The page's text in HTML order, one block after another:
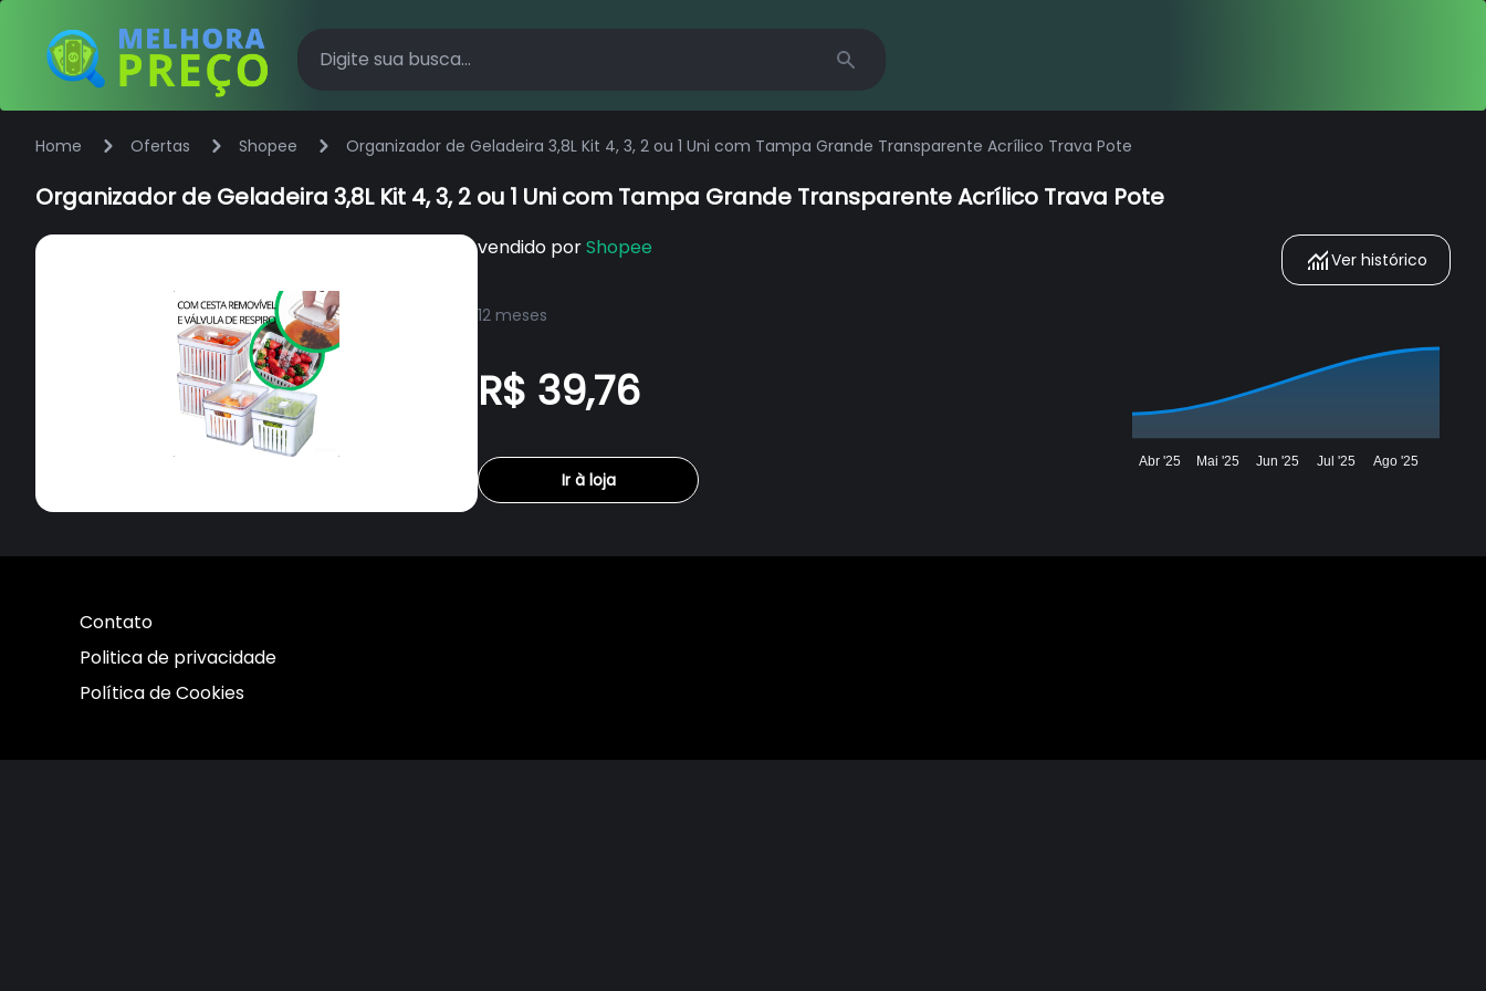
Home Ofertas Shopee Organizador de Geladeira 3,8L Kit 4, 3, 2 ou 1 Uni com Tampa Grande Transparente Acrílico Trava Pote
Organizador de Geladeira 3,8L Kit 4, 3, 2 ou 1 Uni com Tampa Grande Transparente Acrílico Trava Pote
vendido porShopee
12 meses
R$ 39,76
Ir à loja
Ver histórico
Abr '25 Mai '25 Jun '25 Jul '25 Ago '25
Contato
Politica de privacidade
Política de Cookies